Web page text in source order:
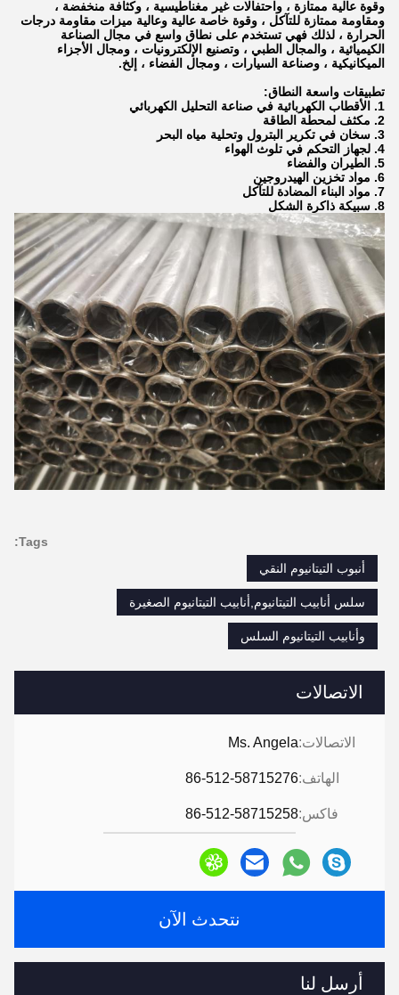
الاتصالات
الاتصالات:Ms. Angela
الهاتف:86-512-58715276
فاكس:86-512-58715258
نتحدث الآن
أرسل لنا
وقوة عالية ممتازة ، واحتفالات غير مغناطيسية ، وكثافة منخفضة ،
ومقاومة ممتازة للتآكل ، وقوة خاصة عالية وعالية ميزات مقاومة درجات
الحرارة ، لذلك فهي تستخدم على نطاق واسع في مجال الصناعة
الكيميائية ، والمجال الطبي ، وتصنيع الإلكترونيات ، ومجال الأجزاء
الميكانيكية ، وصناعة السيارات ، ومجال الفضاء ، إلخ.
تطبيقات واسعة النطاق:
1. الأقطاب الكهربائية في صناعة التحليل الكهربائي
2. مكثف لمحطة الطاقة
3. سخان في تكرير البترول وتحلية مياه البحر
4. لجهاز التحكم في تلوث الهواء
5. الطيران والفضاء
6. مواد تخزين الهيدروجين
7. مواد البناء المضادة للتآكل
8. سبيكة ذاكرة الشكل
Tags:
أنبوب التيتانيوم النقي
سلس أنابيب التيتانيوم,أنابيب التيتانيوم الصغيرة
وأنابيب التيتانيوم السلس